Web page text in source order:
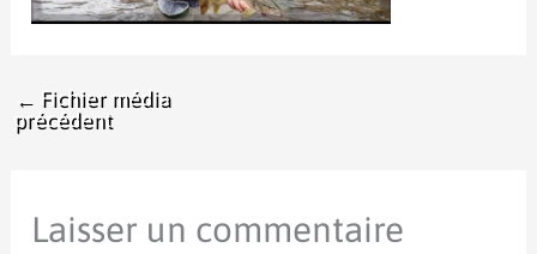
← Fichier média
précédent
Laisser un commentaire